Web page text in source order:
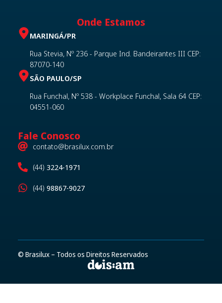
Onde Estamos
MARINGÁ/PR
Rua Stevia, Nº 236 - Parque Ind. Bandeirantes III CEP:
87070-140
SÃO PAULO/SP
Rua Funchal, Nº 538 - Workplace Funchal, Sala 64 CEP:
04551-060
Fale Conosco
contato@brasilux.com.br
(44) 3224-1971
(44) 98867-9027
© Brasilux – Todos os Direitos Reservados